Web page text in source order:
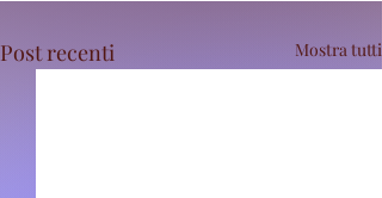
Post recenti Mostra tutti